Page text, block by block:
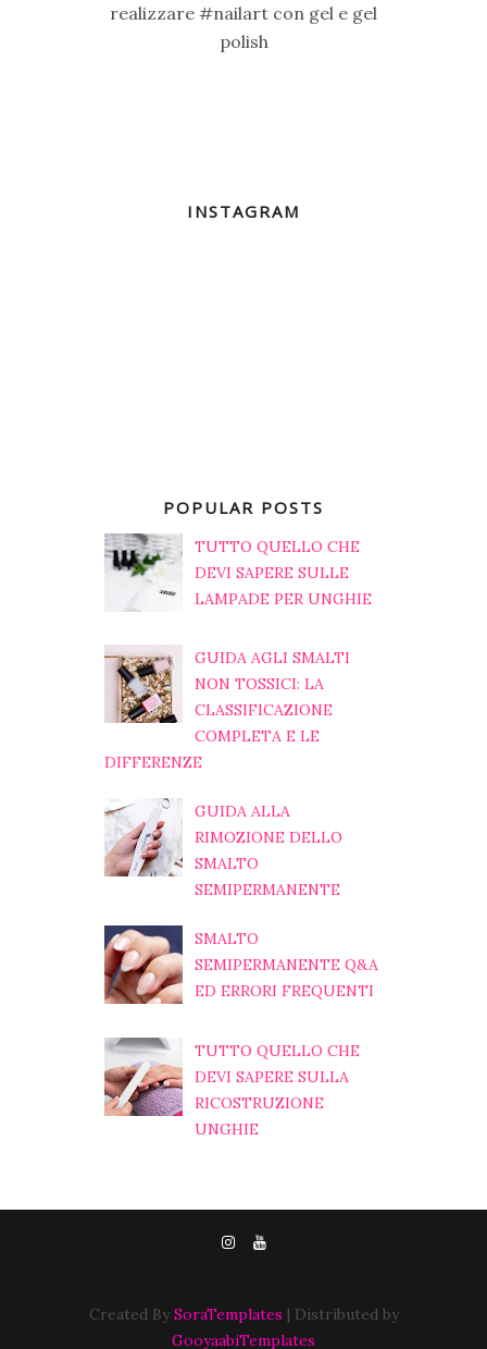
realizzare #nailart con gel e gel
polish
INSTAGRAM
POPULAR POSTS
TUTTO QUELLO CHE
DEVI SAPERE SULLE
LAMPADE PER UNGHIE
GUIDA AGLI SMALTI
NON TOSSICI: LA
CLASSIFICAZIONE
COMPLETA E LE
DIFFERENZE
GUIDA ALLA
RIMOZIONE DELLO
SMALTO
SEMIPERMANENTE
SMALTO
SEMIPERMANENTE Q&A
ED ERRORI FREQUENTI
TUTTO QUELLO CHE
DEVI SAPERE SULLA
RICOSTRUZIONE
UNGHIE
Created By SoraTemplates | Distributed by
GooyaabiTemplates